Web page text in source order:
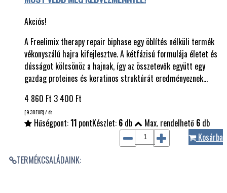
Akciós!
A Freelimix therapy repair biphase egy öblítés nélküli termék
vékonyszálú hajra kifejlesztve. A kétfázisú formulája életet és
dússágot kölcsönöz a hajnak, így az összetevők együtt egy
gazdag proteines és keratinos struktúrát eredményeznek…
4 860 Ft 3 400 Ft
[9.38EUR] / db
Hűségpont:11 pontKészlet: 6 db Max. rendelhető 6 db
Kosárba
TERMÉKCSALÁDAINK: